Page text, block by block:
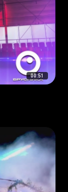
00:51